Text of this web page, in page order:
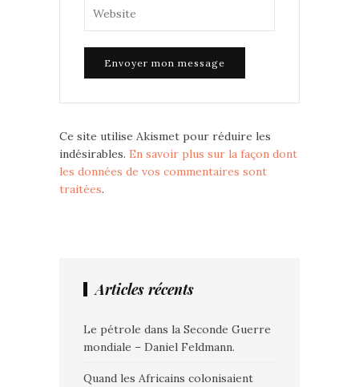
Ce site utilise Akismet pour réduire les
indésirables. En savoir plus sur la façon dont
les données de vos commentaires sont
traitées.
Articles récents
Le pétrole dans la Seconde Guerre
mondiale – Daniel Feldmann.
Quand les Africains colonisaient